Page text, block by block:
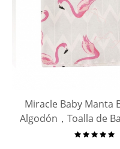
Miracle Baby Manta
Algodón，Toalla de